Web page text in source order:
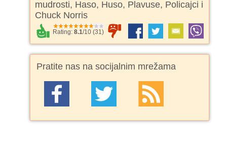
mudrosti, Haso, Huso, Plavuse, Policajci i
Chuck Norris
Rating:8.1/10 (31)
Pratite nas na socijalnim mrežama